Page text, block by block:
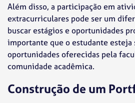
Além disso, a participação em
extracurriculares pode ser um
buscar estágios e oportunidades
importante que o estudante esteja
oportunidades oferecidas pela
comunidade acadêmica.
Construção de um